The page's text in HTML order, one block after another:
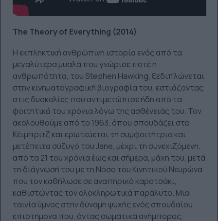
The Theory of Everything (2014)
Η εκπληκτική ανθρώπινη ιστορία ενός από τα
μεγαλύτερα μυαλά που γνώρισε ποτέ η
ανθρωπότητα, του Stephen Hawking, ξεδιπλώνεται
στην κινηματογραφική βιογραφία του, εστιάζοντας
στις δυσκολίες που αντιμετώπισε ήδη από τα
φοιτητικά του χρόνια λόγω της ασθένειάς του. Τον
ακολουθούμε από το 1963, όπου σπουδάζει στο
Κέιμπριτζ και ερωτεύεται τη συμφοιτήτρια και
μετέπειτα σύζυγό του Jane, μέχρι τη συνεχιζόμενη,
από τα 21 του χρόνια έως και σήμερα, μάχη του, μετά
τη διάγνωσή του με τη Νόσο του Κινητικού Νευρώνα
που τον καθήλωσε σε αναπηρικό καροτσάκι,
καθιστώντας τον ολοκληρωτικά παράλυτο. Μια
ταινία ύμνος στην δύναμη ψυχής ενός σπουδαίου
επιστήμονα που, όντας σωματικά ανήμπορος,